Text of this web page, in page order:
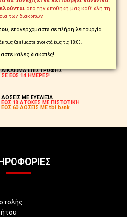
ΣΕ ΟΛΗ ΤΗΝ ΕΛΛΑΔΑ ΑΠΟ 99€
ΠΡΟΪΟΝΤΑ ΜΕ ΤΗΝ ΕΝΔΕΙΞΗ:
ΤΗΛΕΦΩΝΙΚΑ ΣΤΟ
210.5769.200
ΔΙΚΑΙΩΜΑ ΕΠΙΣΤΡΟΦΗΣ
ΣΕ ΕΩΣ 14 ΗΜΕΡΕΣ!
ΔΟΣΕΙΣ ΜΕ ΕΥΕΛΙΞΙΑ
ΕΩΣ 18 ΑΤΟΚΕΣ ΜΕ ΠΙΣΤΩΤΙΚΗ
ΕΩΣ 60 ΔΟΣΕΙΣ ΜΕ tbi bank
από την αποθήκη μας καθ’ όλη τη
των διακοπών.
, επανερχόμαστε σε πλήρη λειτουργία.
θα είμαστε ανοικτά έως τις 18:00.
καλές διακοπές!